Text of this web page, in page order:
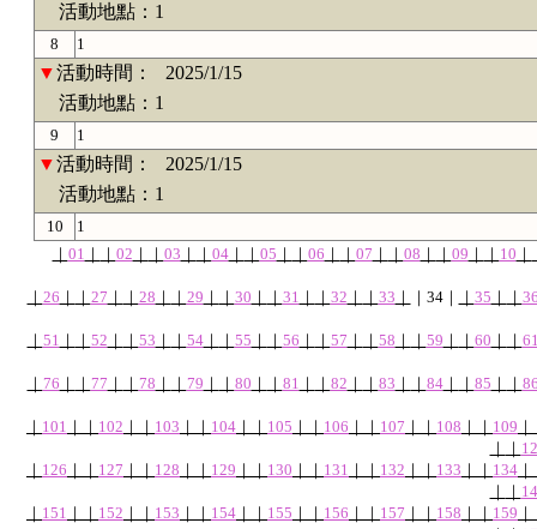
活動地點：1
8 1
▼活動時間：
2025/1/15
活動地點：1
9 1
▼活動時間：
2025/1/15
活動地點：1
10
1
｜ 01 ｜ ｜ 02 ｜ ｜ 03 ｜ ｜ 04｜ ｜ 05 ｜ ｜ 06 ｜ ｜ 07 ｜ ｜ 08 ｜ ｜ 09 ｜ ｜ 10 ｜
｜ 26 ｜ ｜ 27 ｜ ｜ 28 ｜ ｜ 29 ｜ ｜ 30 ｜ ｜ 31 ｜ ｜ 32 ｜ ｜ 33 ｜ ｜ 34｜ ｜ 35 ｜ ｜
｜ 51 ｜ ｜ 52 ｜ ｜ 53 ｜ ｜ 54｜ ｜ 55 ｜ ｜ 56 ｜ ｜ 57 ｜ ｜ 58 ｜ ｜ 59 ｜ ｜ 60 ｜ ｜
｜ 76 ｜ ｜ 77 ｜ ｜ 78 ｜ ｜ 79 ｜ ｜ 80 ｜ ｜ 81 ｜ ｜ 82 ｜ ｜ 83 ｜ ｜ 84｜ ｜ 85 ｜ ｜
｜ 101 ｜ ｜ 102 ｜ ｜ 103 ｜ ｜ 104 ｜ ｜ 105 ｜ ｜ 106 ｜ ｜ 107 ｜ ｜ 108 ｜ ｜ 109 ｜
｜
｜
｜ 126 ｜ ｜ 127 ｜ ｜ 128 ｜ ｜ 129 ｜ ｜ 130 ｜ ｜ 131 ｜ ｜ 132 ｜ ｜ 133 ｜ ｜ 134 ｜
｜
｜
｜ 151 ｜ ｜ 152 ｜ ｜ 153 ｜ ｜ 154 ｜ ｜ 155 ｜ ｜ 156 ｜ ｜ 157 ｜ ｜ 158 ｜ ｜ 159 ｜